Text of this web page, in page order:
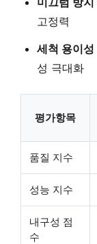
고정력
세척 용이성
성 극대화
평가항목
품질 지수
성능 지수
내구성 점
수